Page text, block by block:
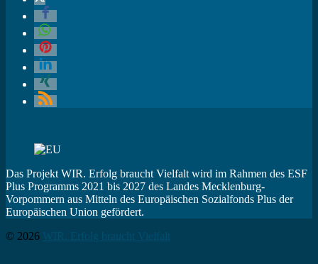
Das Projekt WIR. Erfolg braucht Vielfalt wird im Rahmen des ESF
Plus Programms 2021 bis 2027 des Landes Mecklenburg-
Vorpommern aus Mitteln des Europäischen Sozialfonds Plus der
Europäischen Union gefördert.
© 2026 WIR. Erfolg braucht Vielfalt